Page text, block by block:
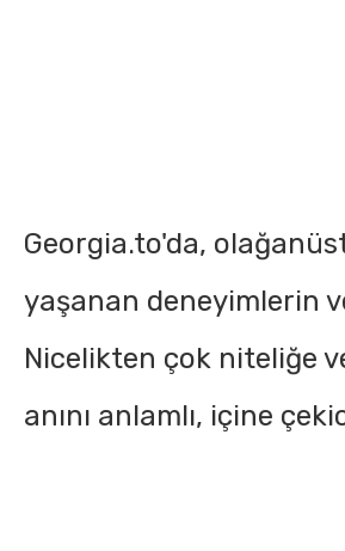
Georgia.to'da,
yaşanan deneyimlerin
Nicelikten çok niteliğe
anını anlamlı, içine